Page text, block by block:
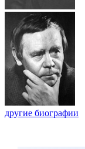
другие биографии